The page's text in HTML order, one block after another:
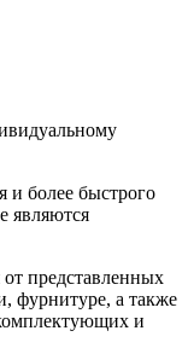
и более быстрого
являются
представленных
фурнитуре, а также
и